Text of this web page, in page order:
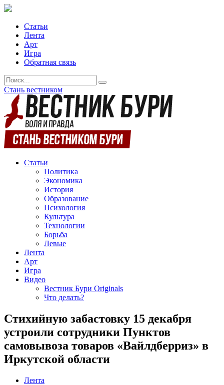
Статьи
Лента
Арт
Игра
Обратная связь
Стань вестником
Статьи
Политика
Экономика
История
Образование
Психология
Культура
Технологии
Борьба
Левые
Лента
Арт
Игра
Видео
Вестник Бури Originals
Что делать?
Стихийную забастовку 15 декабря
устроили сотрудники Пунктов
самовывоза товаров «Вайлдберриз» в
Иркутской области
Лента